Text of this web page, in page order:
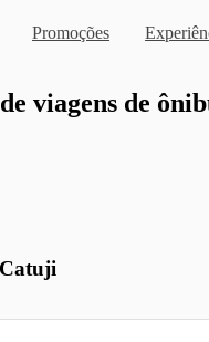
Promoçõesem
viagens de